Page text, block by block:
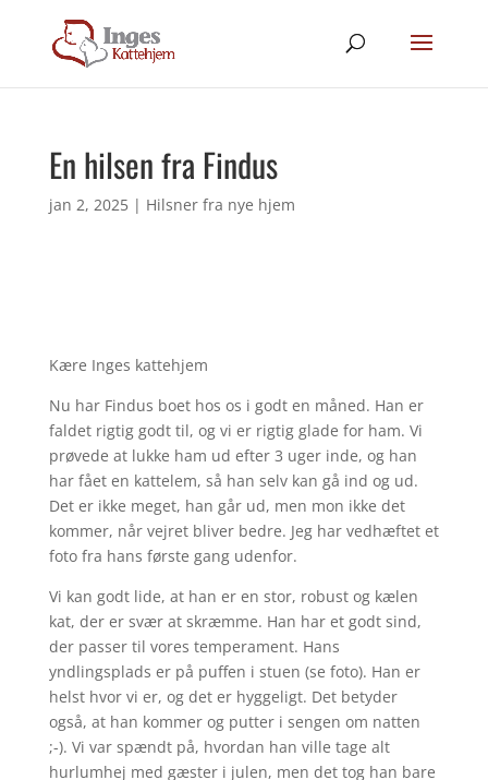
En hilsen fra Findus
jan 2, 2025| Hilsner fra nye hjem
Kære Inges kattehjem
Nu har Findus boet hos os i godt en måned. Han er
faldet rigtig godt til, og vi er rigtig glade for ham. Vi
prøvede at lukke ham ud efter 3 uger inde, og han
har fået en kattelem, så han selv kan gå ind og ud.
Det er ikke meget, han går ud, men mon ikke det
kommer, når vejret bliver bedre. Jeg har vedhæftet et
foto fra hans første gang udenfor.
Vi kan godt lide, at han er en stor, robust og kælen
kat, der er svær at skræmme. Han har et godt sind,
der passer til vores temperament. Hans
yndlingsplads er på puffen i stuen (se foto). Han er
helst hvor vi er, og det er hyggeligt. Det betyder
også, at han kommer og putter i sengen om natten
;-). Vi var spændt på, hvordan han ville tage alt
hurlumhej med gæster i julen, men det tog han bare